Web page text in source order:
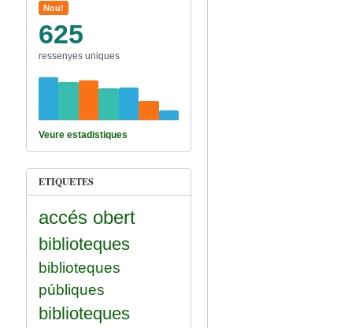
Nou!
625
ressenyes uniques
Veure estadistiques
ETIQUETES
accés obert
biblioteques
biblioteques
públiques
biblioteques